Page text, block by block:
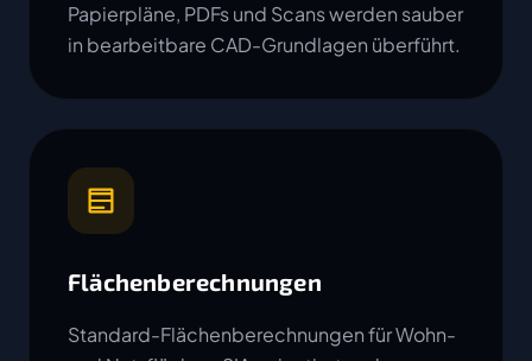
Papierpläne, PDFs und Scans werden sauber
in bearbeitbare CAD-Grundlagen überführt.
Flächenberechnungen
Standard-Flächenberechnungen für Wohn-